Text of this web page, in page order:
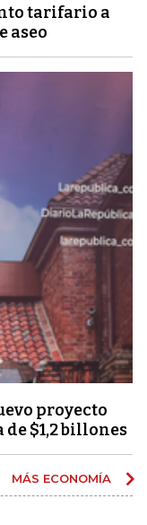
tarifario a
aseo
proyecto
$1,2 billones
MÁS ECONOMÍA